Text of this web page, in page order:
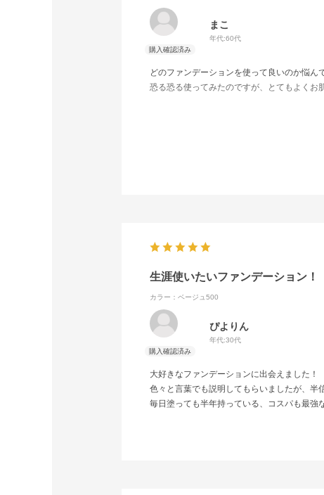
まこ
年代:60代
どのファンデーションを使って良いのか悩ん
恐る恐る使ってみたのですが、とてもよくお
生涯使いたいファンデーション！
カラー：ベージュ500
ぴよりん
年代:30代
大好きなファンデーションに出会えました！
色々と言葉でも説明してもらいましたが、半
毎日塗っても半年持っている、コスパも最強